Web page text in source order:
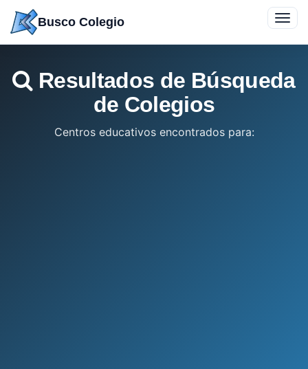
contenido
Busco Colegio
Resultados de Búsqueda
de Colegios
Centros educativos encontrados para: